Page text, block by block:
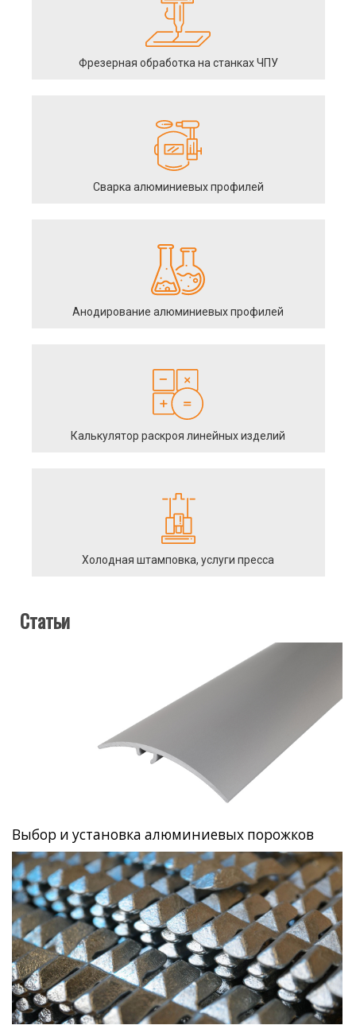
Фрезерная обработка на станках ЧПУ
Сварка алюминиевых профилей
Анодирование алюминиевых профилей
Калькулятор раскроя линейных изделий
Холодная штамповка, услуги пресса
Статьи
Выбор и установка алюминиевых порожков